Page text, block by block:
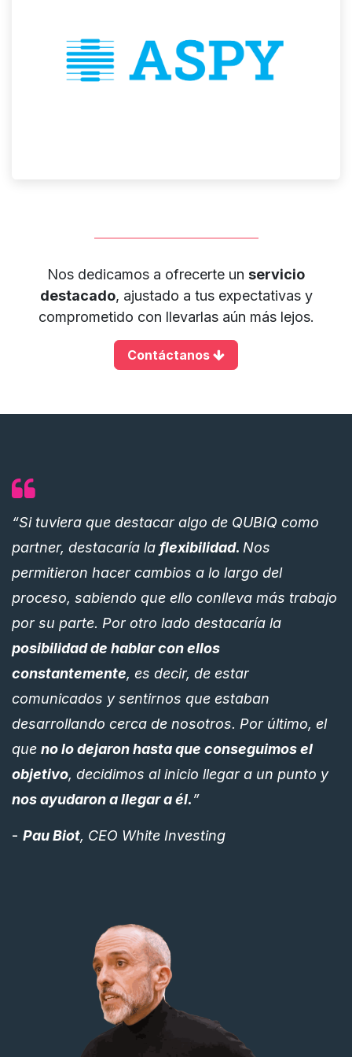
Nos dedicamos a ofrecerte un servicio
destacado, ajustado a tus expectativas y
comprometido con llevarlas aún más lejos.
Contáctanos
“Si tuviera que destacar algo de QUBIQ como
partner, destacaría la flexibilidad. Nos
permitieron hacer cambios a lo largo del
proceso, sabiendo que ello conlleva más trabajo
por su parte. Por otro lado destacaría la
posibilidad de hablar con ellos
constantemente, es decir, de estar
comunicados y sentirnos que estaban
desarrollando cerca de nosotros. Por último, el
que no lo dejaron hasta que conseguimos el
objetivo, decidimos al inicio llegar a un punto y
nos ayudaron a llegar a él.”
- Pau Biot, CEO White Investing